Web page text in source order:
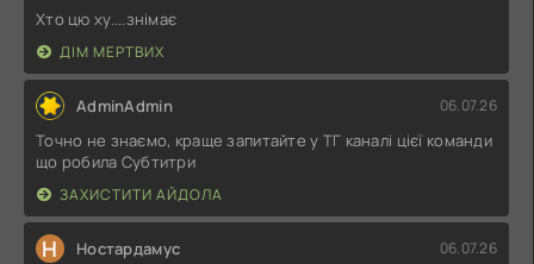
Хто цю ху....знімає
ДІМ МЕРТВИХ
AdminAdmin 06.07.26
Точно не знаємо, краще запитайте у ТГ каналі цієї команди
що робила Субтитри
ЗАХИСТИТИ АЙДОЛА
Н Ностардамус 06.07.26